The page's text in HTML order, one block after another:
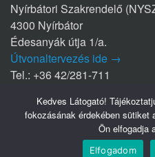
Nyírbátori Szakrendelő
4300 Nyírbátor
Édesanyák útja 1/a.
Útvonaltervezés ide →
Tel.: +36 42/281-711
Hasznos linkek
Kedves Látogató!
fokozásának érdekében sütiket
Ön elfogadja
Elfogadom